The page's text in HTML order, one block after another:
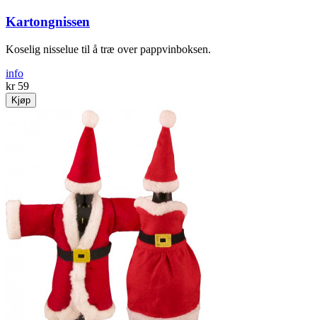
Kartongnissen
Koselig nisselue til å træ over pappvinboksen.
info
kr 59
Kjøp